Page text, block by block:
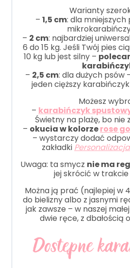
Warianty
– 1,5 cm: dla mniejszych
– 2 cm: najbardziej
6 do 15 kg. Jeśli Twój pies
10 kg lub jest silny –
– 2,5 cm: dla dużych psów
jeden cięższy
Możesz
– karabińczyk
Świetny na plażę, bo nie
– okucia w kolorzerose
– wystarczy dodać
zakładki Personalizacja
Uwaga: ta smycz nie ma
jej skrócić w
Można ją prać (najlepiej w
do bielizny albo z jasnymi
jak zawsze – w naszej
dwie ręce, z dbałością